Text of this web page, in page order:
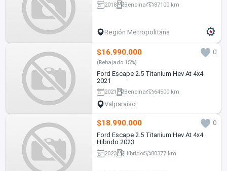
2018 Bencina 87100 km
Región Metropolitana
$16.990.000 0
(Rebajado 15%)
Ford Escape 2.5 Titanium Hev At 4x4
2021
2021 Bencina 64500 km
Valparaíso
$18.990.000
0
Ford Escape 2.5 Titanium Hev At 4x4
Hibrido 2023
2023 Híbrido 80377 km